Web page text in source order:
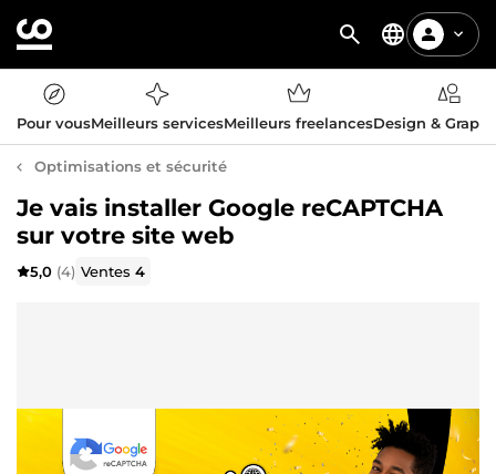
Pour vousMeilleurs servicesMeilleurs freelancesDesign &
Optimisations et sécurité
Je vais installer Google reCAPTCHA
sur votre site web
5,0 (4) Ventes4